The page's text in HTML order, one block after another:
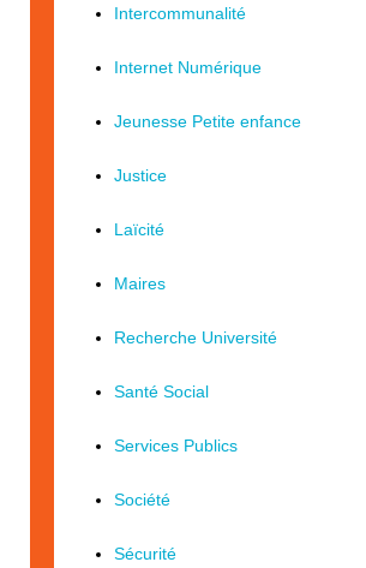
Intercommunalité
Internet Numérique
Jeunesse Petite enfance
Justice
Laïcité
Maires
Recherche Université
Santé Social
Services Publics
Société
Sécurité